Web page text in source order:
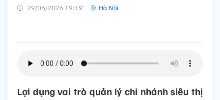
29/05/2026 19:19’ Hà Nội
Lợi dụng vai trò quản lý chi nhánh siêu thị